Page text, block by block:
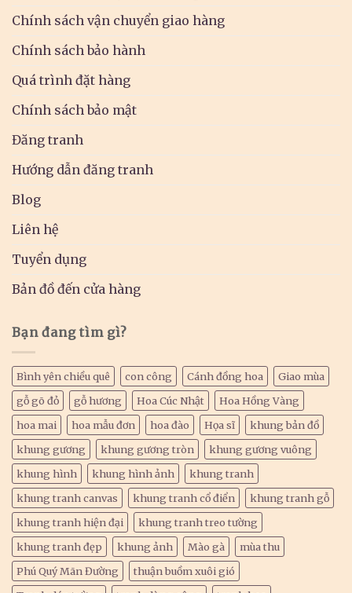
Chính sách vận chuyển giao hàng
Chính sách bảo hành
Quá trình đặt hàng
Chính sách bảo mật
Đăng tranh
Hướng dẫn đăng tranh
Blog
Liên hệ
Tuyển dụng
Bản đồ đến cửa hàng
Bạn đang tìm gì?
Bình yên chiều quê con công Cánh đồng hoa
Giao mùa
gỗ gõ đỏ
gỗ hương Hoa Cúc Nhật
Hoa Hồng Vàng
hoa mai
hoa mẫu đơn hoa đào Họa sĩ
khung bản đồ
khung gương
khung gương tròn
khung gương vuông
khung hình
khung hình ảnh
khung tranh
khung tranh canvas
khung tranh cổ điển
khung tranh gỗ
khung tranh hiện đại
khung tranh treo tường
khung tranh đẹp
khung ảnh Mào gà
mùa thu
Phú Quý Mãn Đường
thuận buồm xuôi gió